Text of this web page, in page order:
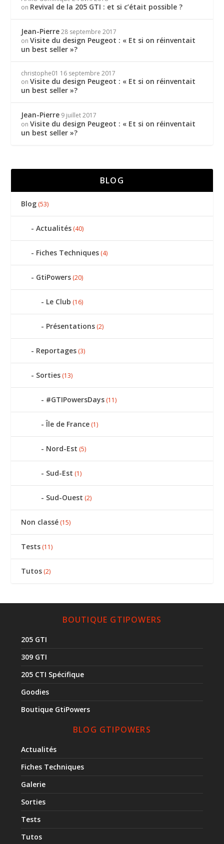
on Revival de la 205 GTI : et si c’était possible ?
Jean-Pierre 28 septembre 2017
onVisite du design Peugeot : « Et si on réinventait
un best seller »?
christophe01 16 septembre 2017
onVisite du design Peugeot : « Et si on réinventait
un best seller »?
Jean-Pierre 9 juillet 2017
onVisite du design Peugeot : « Et si on réinventait
un best seller »?
BLOG
Blog (53)
Actualités (40)
Fiches Techniques (4)
GtiPowers (20)
Le Club (16)
Présentations (2)
Reportages (3)
Sorties (13)
#GTIPowersDays (11)
Île de France (1)
Nord-Est (5)
Sud-Est (1)
Sud-Ouest (2)
Non classé (15)
Tests (11)
Tutos (2)
BOUTIQUE GTIPOWERS
205 GTI
309 GTI
205 CTI Spécifique
Goodies
Boutique GtiPowers
BLOG GTIPOWERS
Actualités
Fiches Techniques
Galerie
Sorties
Tests
Tutos